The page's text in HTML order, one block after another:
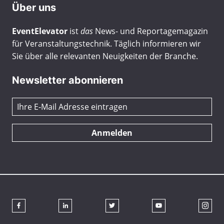
Über uns
EventElevator istdas News- und Reportagemagazin
für Veranstaltungstechnik. Täglich informieren wir
Sie über alle relevanten Neuigkeiten der Branche.
Newsletter abonnieren
Anmelden